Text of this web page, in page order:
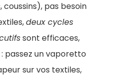
pas besoin
deux cycles
sont efficaces,
: passez un vaporetto
sur vos textiles,